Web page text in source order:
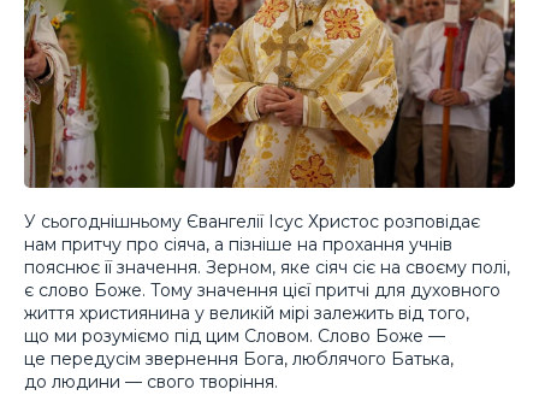
У сьогоднішньому Євангелії Ісус Христос розповідає
нам притчу про сіяча, а пізніше на прохання учнів
пояснює її значення. Зерном, яке сіяч сіє на своєму полі,
є слово Боже. Тому значення цієї притчі для духовного
життя християнина у великій мірі залежить від того,
що ми розуміємо під цим Словом. Слово Боже —
це передусім звернення Бога, люблячого Батька,
до людини — свого творіння.